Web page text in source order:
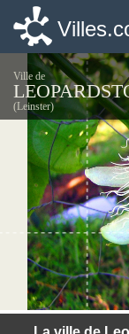
Ville de
(Leinster)